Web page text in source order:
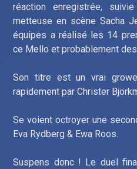
réaction enregistrée,
metteuse en scène Sacha
équipes a réalisé les 14
ce Mello et probablement
Son titre est un vrai
rapidement par Christer
Se voient octroyer une
Eva Rydberg & Ewa Roos.
Suspens donc ! Le duel